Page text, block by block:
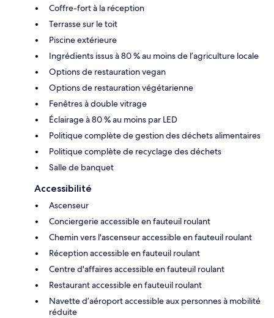
Coffre-fort à la réception
Terrasse sur le toit
Piscine extérieure
Ingrédients issus à 80 % au moins de l’agriculture locale
Options de restauration vegan
Options de restauration végétarienne
Fenêtres à double vitrage
Éclairage à 80 % au moins par LED
Politique complète de gestion des déchets alimentaires
Politique complète de recyclage des déchets
Salle de banquet
Accessibilité
Ascenseur
Conciergerie accessible en fauteuil roulant
Chemin vers l'ascenseur accessible en fauteuil roulant
Réception accessible en fauteuil roulant
Centre d'affaires accessible en fauteuil roulant
Restaurant accessible en fauteuil roulant
Navette d’aéroport accessible aux personnes à mobilité
réduite